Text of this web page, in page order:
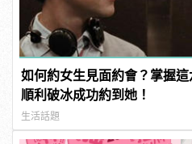
如何約女生見面約會？掌握
順利破冰成功約到她！
生活話題